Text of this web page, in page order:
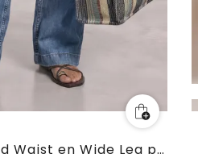
Jeans met Mid Waist en Wide Leg pijpen in een Loose Fit pasvorm